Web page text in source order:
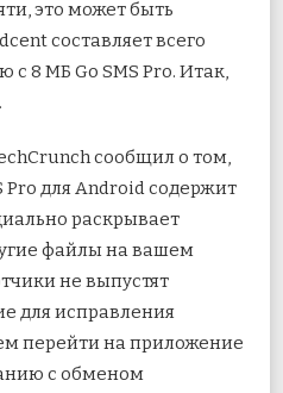
это может быть
составляет всего
с 8 МБ Go SMS Pro. Итак,
сообщил о том,
Pro для Android содержит
раскрывает
файлы на вашем
не выпустят
для исправления
перейти на приложение
с обменом